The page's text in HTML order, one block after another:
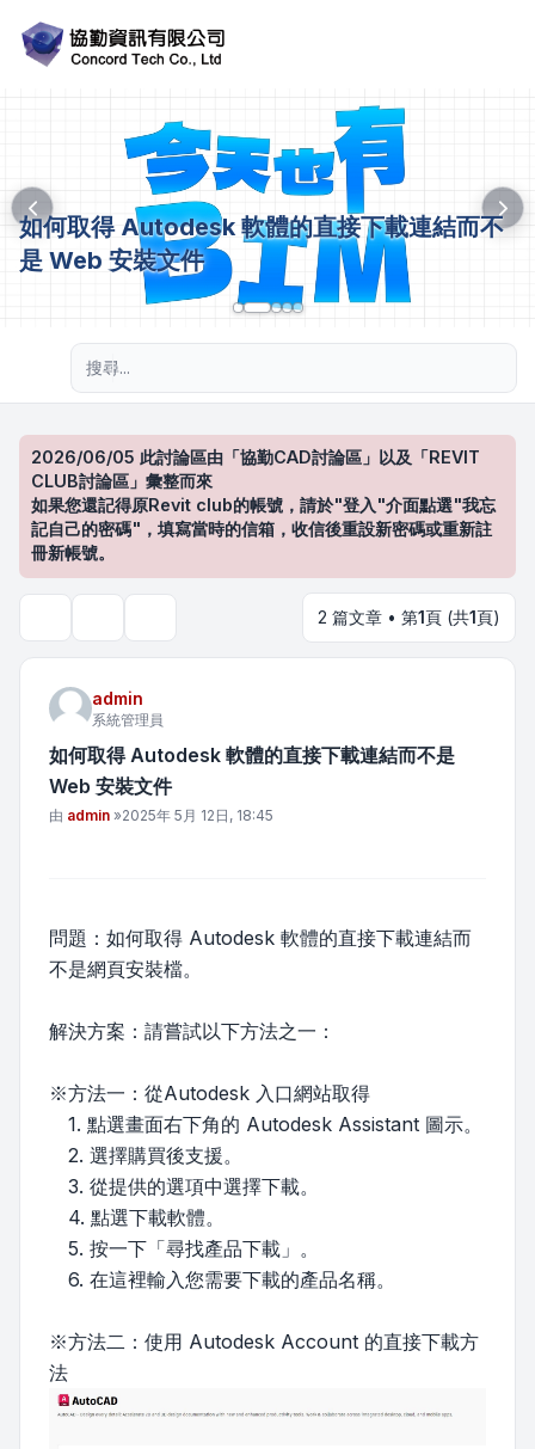
如何取得 Autodesk 軟體的直接下載連結而不
是 Web 安裝文件
2026/06/05 此討論區由「協勤CAD討論區」以及「REVIT
CLUB討論區」彙整而來
如果您還記得原Revit club的帳號，請於"登入"介面點選"我忘
記自己的密碼"，填寫當時的信箱，收信後重設新密碼或重新註
冊新帳號。
2 篇文章 • 第1頁 (共1頁)
admin
系統管理員
如何取得 Autodesk 軟體的直接下載連結而不是
Web 安裝文件
文章
由 admin »2025年 5月 12日, 18:45
問題：如何取得 Autodesk 軟體的直接下載連結而
不是網頁安裝檔。
解決方案：請嘗試以下方法之一：
※方法一：從Autodesk 入口網站取得
1. 點選畫面右下角的 Autodesk Assistant 圖示。
2. 選擇購買後支援。
3. 從提供的選項中選擇下載。
4. 點選下載軟體。
5. 按一下「尋找產品下載」。
6. 在這裡輸入您需要下載的產品名稱。
※方法二：使用 Autodesk Account 的直接下載方
法